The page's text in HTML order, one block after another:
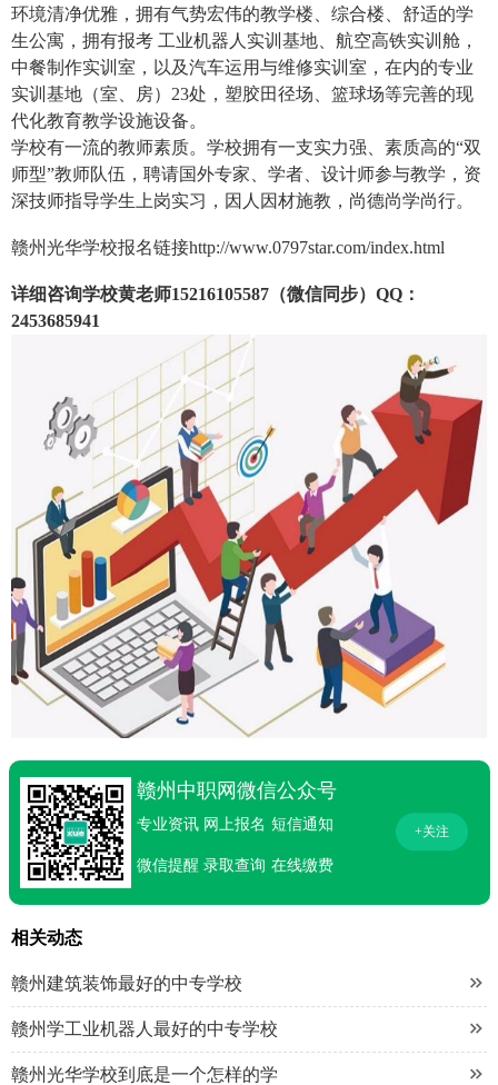
环境清净优雅，拥有气势宏伟的教学楼、综合楼、舒适的学
生公寓，拥有报考 工业机器人实训基地、航空高铁实训舱，
中餐制作实训室，以及汽车运用与维修实训室，在内的专业
实训基地（室、房）23处，塑胶田径场、篮球场等完善的现
代化教育教学设施设备。
学校有一流的教师素质。学校拥有一支实力强、素质高的“双
师型”教师队伍，聘请国外专家、学者、设计师参与教学，资
深技师指导学生上岗实习，因人因材施教，尚德尚学尚行。
赣州光华学校报名链接http://www.0797star.com/index.html
详细咨询学校黄老师15216105587（微信同步）QQ：
2453685941
赣州中职网微信公众号
专业资讯 网上报名 短信通知
微信提醒 录取查询 在线缴费
+关注
相关动态

赣州建筑装饰最好的中专学校

赣州学工业机器人最好的中专学校

赣州光华学校到底是一个怎样的学